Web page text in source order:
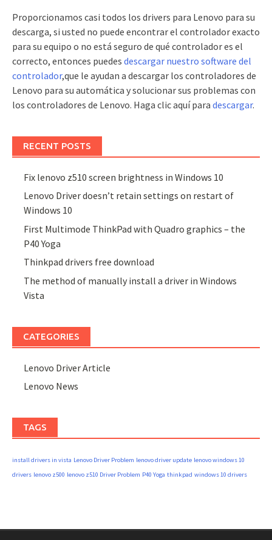
Proporcionamos casi todos los drivers para Lenovo para su
descarga, si usted no puede encontrar el controlador exacto
para su equipo o no está seguro de qué controlador es el
correcto, entonces puedes descargar nuestro software del
controlador,que le ayudan a descargar los controladores de
Lenovo para su automática y solucionar sus problemas con
los controladores de Lenovo. Haga clic aquí para descargar.
RECENT POSTS
Fix lenovo z510 screen brightness in Windows 10
Lenovo Driver doesn’t retain settings on restart of
Windows 10
First Multimode ThinkPad with Quadro graphics – the
P40 Yoga
Thinkpad drivers free download
The method of manually install a driver in Windows
Vista
CATEGORIES
Lenovo Driver Article
Lenovo News
TAGS
install drivers in vista Lenovo Driver Problem lenovo driver update lenovo windows 10
drivers lenovo z500 lenovo z510 Driver Problem P40 Yoga thinkpad windows 10 drivers